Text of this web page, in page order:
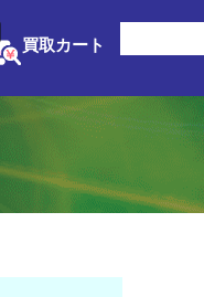
買取カート